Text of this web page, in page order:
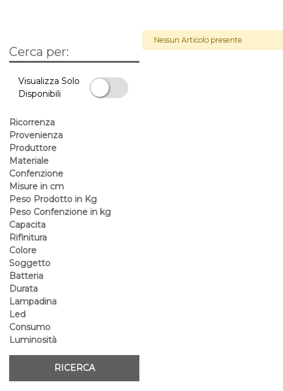
Cerca per:
Visualizza Solo
Disponibili
Ricorrenza
Provenienza
Produttore
Materiale
Confenzione
Misure in cm
Peso Prodotto in Kg
Peso Confenzione in kg
Capacita
Rifinitura
Colore
Soggetto
Batteria
Durata
Lampadina
Led
Consumo
Luminosità
Nessun Articolo presente.